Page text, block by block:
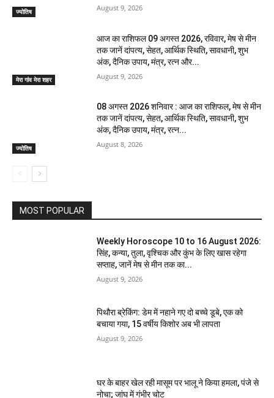
ज्योतिष August 9, 2026
मेरा गांव मेरा शहर
आज का राशिफल 09 अगस्त 2026, रविवार, मेष से मीन
तक जानें दांपत्य, सेहत, आर्थिक स्थिति, सावधानी, शुभ
अंक, दैनिक उपाय, मंत्र, रत्न और...
August 9, 2026
ज्योतिष
08 अगस्त 2026 शनिवार : आज का राशिफल, मेष से मीन
तक जानें दांपत्य, सेहत, आर्थिक स्थिति, सावधानी, शुभ
अंक, दैनिक उपाय, मंत्र, रत्न...
August 8, 2026
MOST POPULAR
Weekly Horoscope 10 to 16 August 2026:
सिंह, कन्या, तुला, वृश्चिक और कुंभ के लिए खास रहेगा
सप्ताह, जानें मेष से मीन तक का...
August 9, 2026
पिथौरा ब्रेकिंग: डेम में नहाने गए दो बच्चे डूबे, एक को
बचाया गया, 15 वर्षीय किशोर अब भी लापता
August 9, 2026
घर के बाहर खेल रही मासूम पर भालू ने किया हमला, पंजे से
नोचा; जांघ में गंभीर चोट